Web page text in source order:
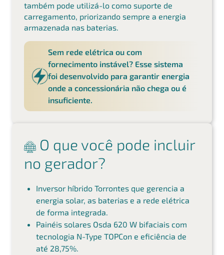
também pode utilizá-lo como suporte de
carregamento, priorizando sempre a energia
armazenada nas baterias.
Sem rede elétrica ou com
fornecimento instável? Esse sistema
foi desenvolvido para garantir energia
onde a concessionária não chega ou é
insuficiente.
O que você pode incluir
no gerador?
Inversor híbrido Torrontes que gerencia a
energia solar, as baterias e a rede elétrica
de forma integrada.
Painéis solares Osda 620 W bifaciais com
tecnologia N-Type TOPCon e eficiência de
até 28,75%.